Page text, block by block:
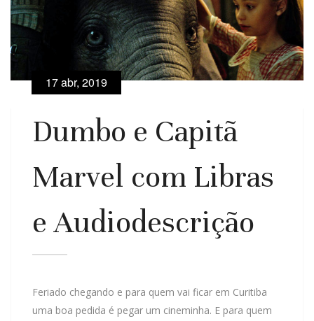
17 abr, 2019
Dumbo e Capitã
Marvel com Libras
e Audiodescrição
Feriado chegando e para quem vai ficar em Curitiba
uma boa pedida é pegar um cineminha. E para quem